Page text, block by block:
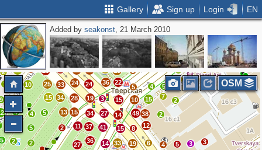
Gallery Sign up Login EN
Added byseakonst, 21 March 2010
7
12
7
40
25
10
5
14
2
13
10
24
29
25
11 15 34
5 13 15
28
24
33
20
21
24
37
67
36
62
38
26
29
29 29 12 54
21
25
65
29
22
5
9
8
11
5
2
2
5
5
4
5
4
10
15 7
38
49
12
8
15
14
15
3
19
27
41
37
34
11
2
36
14 33
19
27
2
5
4
4
9
12
7
5 2
6
4 5 3 3
2
2
2
2
8
3
13 2 2
6
OSM